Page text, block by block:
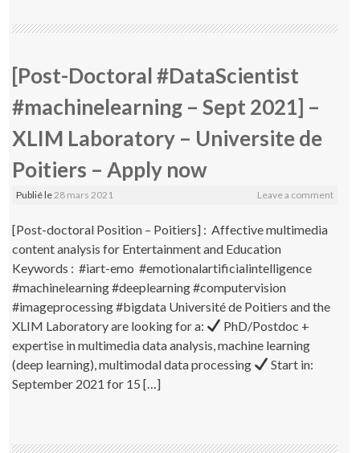
[Post-Doctoral #DataScientist
#machinelearning – Sept 2021] –
XLIM Laboratory – Universite de
Poitiers – Apply now
Publié le 28 mars 2021 Leave a comment
[Post-doctoral Position – Poitiers] : Affective multimedia
content analysis for Entertainment and Education
Keywords : #iart-emo #emotionalartificialintelligence
#machinelearning #deeplearning #computervision
#imageprocessing #bigdata Université de Poitiers and the
XLIM Laboratory are looking for a:
PhD/Postdoc +
expertise in multimedia data analysis, machine learning
(deep learning), multimodal data processing
Start in:
September 2021 for 15 […]